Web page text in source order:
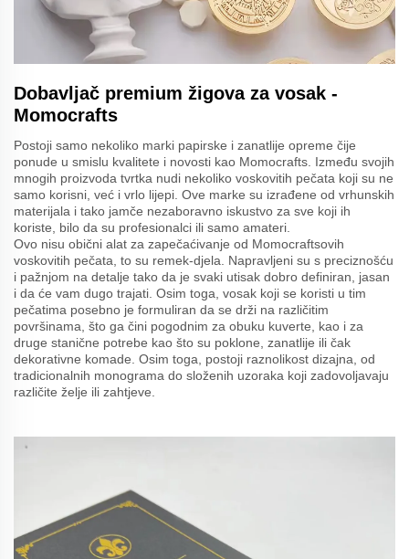
Dobavljač premium žigova za vosak -
Momocrafts
Postoji samo nekoliko marki papirske i zanatlije opreme čije
ponude u smislu kvalitete i novosti kao Momocrafts. Između svojih
mnogih proizvoda tvrtka nudi nekoliko voskovitih pečata koji su ne
samo korisni, već i vrlo lijepi. Ove marke su izrađene od vrhunskih
materijala i tako jamče nezaboravno iskustvo za sve koji ih
koriste, bilo da su profesionalci ili samo amateri.
Ovo nisu obični alat za zapečaćivanje od Momocraftsovih
voskovitih pečata, to su remek-djela. Napravljeni su s preciznošću
i pažnjom na detalje tako da je svaki utisak dobro definiran, jasan
i da će vam dugo trajati. Osim toga, vosak koji se koristi u tim
pečatima posebno je formuliran da se drži na različitim
površinama, što ga čini pogodnim za obuku kuverte, kao i za
druge stanične potrebe kao što su poklone, zanatlije ili čak
dekorativne komade. Osim toga, postoji raznolikost dizajna, od
tradicionalnih monograma do složenih uzoraka koji zadovoljavaju
različite želje ili zahtjeve.